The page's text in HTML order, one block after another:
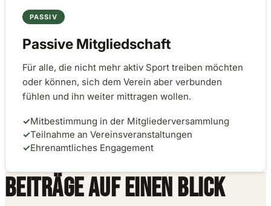
PASSIV
Passive Mitgliedschaft
Für alle, die nicht mehr aktiv Sport treiben möchten
oder können, sich dem Verein aber verbunden
fühlen und ihn weiter mittragen wollen.
✓Mitbestimmung in der Mitgliederversammlung
✓Teilnahme an Vereinsveranstaltungen
✓Ehrenamtliches Engagement
BEITRÄGE AUF EINEN BLICK